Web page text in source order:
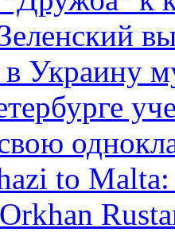
Украину
to